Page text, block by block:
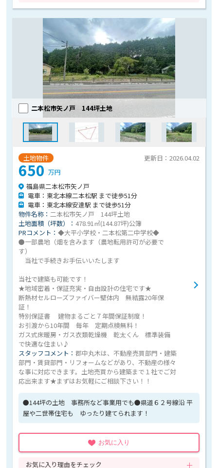
土地物件
二本松市矢ノ戸 144坪土地
更新日：2026.04.02
650万円
福島県二本松市矢ノ戸
電車：東北本線二本松駅 まで徒歩51分
電車：東北本線安達駅 まで徒歩51分
物件名称：二本松市矢ノ戸 144坪土地
土地面積（坪数）： 478.91㎡(144.87坪)公簿
PRコメント：◆大平小学校・二本松第二中学校◆
●一部農地（畑を含みます（農地転用許可が必要で
す）
当社で手続きお手伝いいたします
当社で建築も可能です！
★地域密着・保証充実・自由設計の住宅です★
断熱材セルローズファイバー壁体内 無結露20年保
証！
特別保証書 建物まるごと７年間保証制度！
お引渡から10年間 毎年 定期点検無料！
ガス式床暖房・ガス衣類乾燥機 乾太くん 標準装備
で快適な住まい♪
スタッフコメント：郡中丸木は、不動産売買部門・建築
部門・賃貸部門・リフォームなどがあり、不動産の様々
な事に対応できます。土地売買から建築まで１社でご対
応出来ます★まずはお気軽にご相談下さい！！
●144坪の土地 事務所など事業用でも●県道６２号線沿 平
屋や二世帯住宅も ゆったり建てられます！
お気に入り
お気に入り理由をチェック